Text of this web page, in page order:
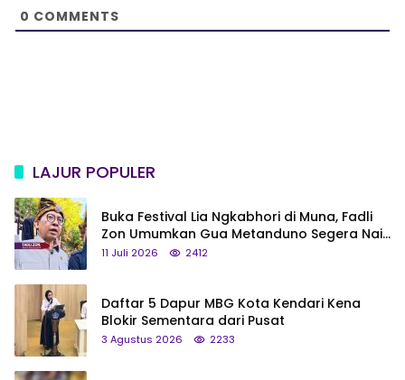
0 COMMENTS
LAJUR POPULER
Buka Festival Lia Ngkabhori di Muna, Fadli
Zon Umumkan Gua Metanduno Segera Naik
Status Jadi Cagar Budaya Nasional
11 Juli 2026 2412
Daftar 5 Dapur MBG Kota Kendari Kena
Blokir Sementara dari Pusat
3 Agustus 2026 2233